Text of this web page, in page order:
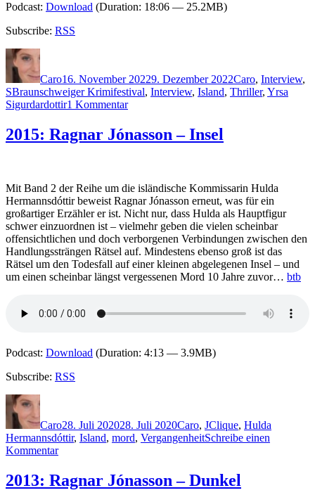
Podcast: Download (Duration: 18:06 — 25.2MB)
Subscribe: RSS
Autor
Caro16. November 20229. Dezember 2022Caro, Interview,
SSchlagwörter
Braunschweiger Krimifestival, Interview, Island, Thriller, Yrsa
Sigurdardottir1 Kommentarzu
mit
Krimifestival)
2015: Ragnar Jónasson – Insel
Mit Band 2 der Reihe um die isländische Kommissarin Hulda
Hermannsdóttir beweist Ragnar Jónasson erneut, was für ein
großartiger Erzähler er ist. Nicht nur, dass Hulda als Hauptfigur
schwer einzuordnen ist – vielmehr geben die vielen scheinbar
offensichtlichen und doch verborgenen Verbindungen zwischen den
Handlungssträngen Rätsel auf. Mindestens ebenso groß ist das
Rätsel um den Todesfall auf einer kleinen abgelegenen Insel – und
um einen scheinbar längst vergessenen Mord 10 Jahre zuvor… btb
Podcast: Download (Duration: 4:13 — 3.9MB)
Subscribe: RSS
Autor
Caro28. Juli 202028. Juli 2020Caro, JClique, Hulda
Hermannsdóttir, Island, mord, VergangenheitSchreibe einen
Kommentarzu
Ragnar
Jónasson
2013: Ragnar Jónasson – Dunkel